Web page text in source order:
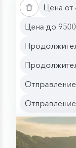
Цена от
Цена до